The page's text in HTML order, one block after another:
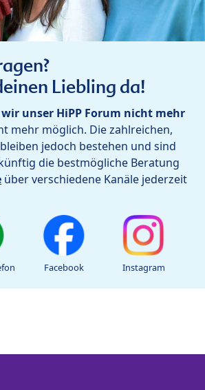
Liebling da!
unser HiPP Forum nicht mehr
mehr möglich. Die zahlreichen,
jedoch bestehen und sind
die bestmögliche Beratung
über verschiedene Kanäle jederzeit
Facebook Instagram